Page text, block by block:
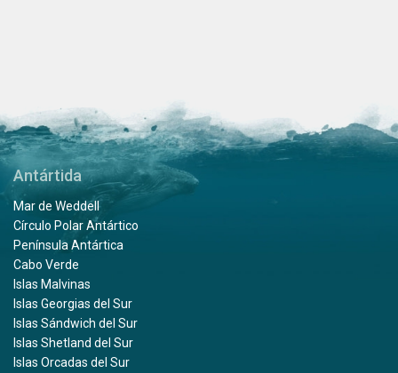
Antártida
Mar de Weddell
Círculo Polar Antártico
Península Antártica
Cabo Verde
Islas Malvinas
Islas Georgias del Sur
Islas Sándwich del Sur
Islas Shetland del Sur
Islas Orcadas del Sur